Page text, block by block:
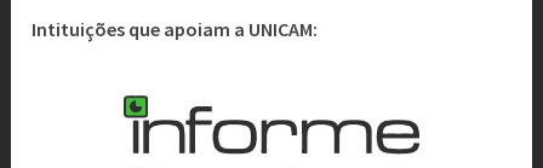
Intituições que apoiam a UNICAM: